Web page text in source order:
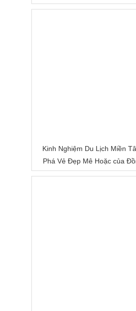
Kinh Nghiệm Du Lịch Miền
Phá Vẻ Đẹp Mê Hoặc của
Nước